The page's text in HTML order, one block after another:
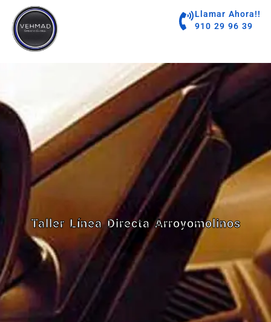
contenido
Llamar Ahora!!
910 29 96 39
Taller Línea Directa Arroyomolinos